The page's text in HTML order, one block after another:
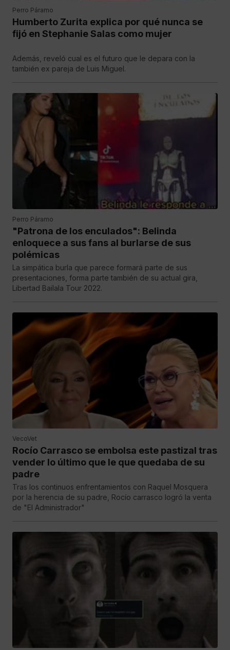
Perro Páramo
Humberto Zurita explica por qué nunca se
fijó en Stephanie Salas como mujer
Además, reveló cual es el futuro que le depara con la
también ex pareja de Luis Miguel.
Perro Páramo
"Patrona de los enculados": Belinda
enloquece a sus fans al burlarse de sus
polémicas
La simpática burla que parece formará parte de sus
presentaciones, forma parte también de su actual gira,
Libertad Bailala Tour 2022.
VecoVet
Rocío Carrasco se embolsa este pastizal tras
vender lo último que le que quedaba de su
padre
Tras los continuos enfrentamientos con Raquel Mosquera
por la herencia de su padre, Rocío carrasco logró la venta
de "El Administrador"